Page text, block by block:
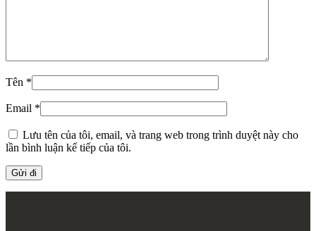
Tên *
Email *
Lưu tên của tôi, email, và trang web trong trình duyệt này cho
lần bình luận kế tiếp của tôi.